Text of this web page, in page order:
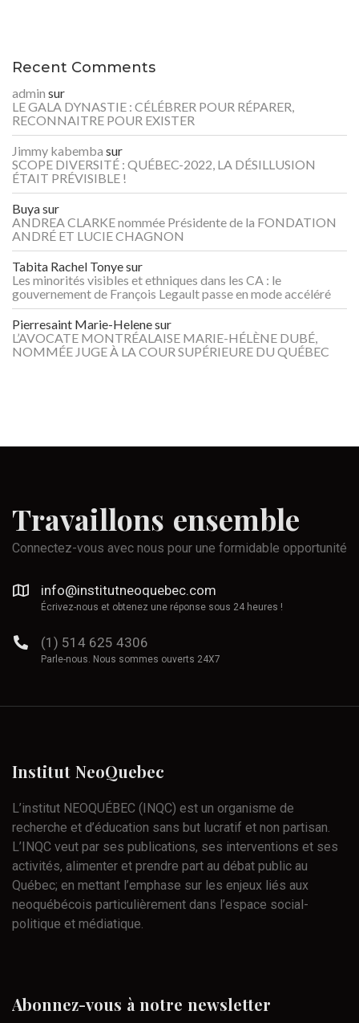
Recent Comments
admin sur
LE GALA DYNASTIE : CÉLÉBRER POUR RÉPARER,
RECONNAITRE POUR EXISTER
Jimmy kabemba sur
SCOPE DIVERSITÉ : QUÉBEC-2022, LA DÉSILLUSION
ÉTAIT PRÉVISIBLE !
Buyasur
ANDREA CLARKE nommée Présidente de la FONDATION
ANDRÉ ET LUCIE CHAGNON
Tabita Rachel Tonyesur
Les minorités visibles et ethniques dans les CA : le
gouvernement de François Legault passe en mode accéléré
Pierresaint Marie-Helenesur
L’AVOCATE MONTRÉALAISE MARIE-HÉLÈNE DUBÉ,
NOMMÉE JUGE À LA COUR SUPÉRIEURE DU QUÉBEC
Travaillons ensemble
Connectez-vous avec nous pour une formidable opportunité
info@institutneoquebec.com
Écrivez-nous et obtenez une réponse sous 24 heures !
(1) 514 625 4306
Parle-nous. Nous sommes ouverts 24X7
Institut NeoQuebec
L’institut NEOQUÉBEC (INQC) est un organisme de
recherche et d’éducation sans but lucratif et non partisan.
L’INQC veut par ses publications, ses interventions et ses
activités, alimenter et prendre part au débat public au
Québec; en mettant l’emphase sur les enjeux liés aux
neoquébécois particulièrement dans l’espace social-
politique et médiatique.
Abonnez-vous à notre newsletter